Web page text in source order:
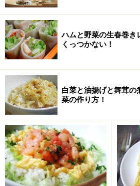
まぶしながら揚げます。こちらも
肉を揚げる間に、別鍋にあんかけ
れ、一度沸騰させておきます。
鶏肉をすべて揚げたら、あんかけ
し、温かいうちに揚げた鶏肉と野
を大きく混ぜながら、とろみがつ
おいた緑野菜を入れ、完成です。
●●● POINT ●●●
ハムと野菜の生春巻
くっつかない！
白菜と油揚げと舞茸
菜の作り方！